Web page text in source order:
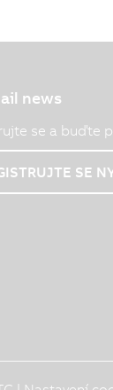
news
se a buďte
SE